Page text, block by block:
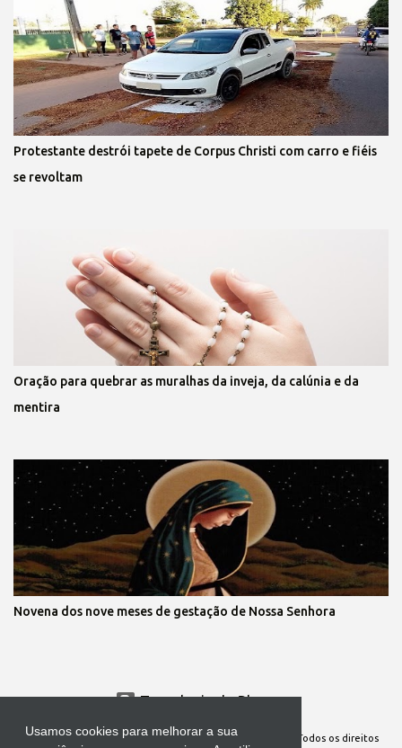
Usamos cookies para melhorar a sua
Protestante destrói tapete de Corpus Christi com carro e fiéis
se revoltam
Oração para quebrar as muralhas da inveja, da calúnia e da
mentira
Novena dos nove meses de gestação de Nossa Senhora
Tecnologia do Blogger
Site Oficial da Comunidade Nossa Senhora cuida de mim. Todos os direitos